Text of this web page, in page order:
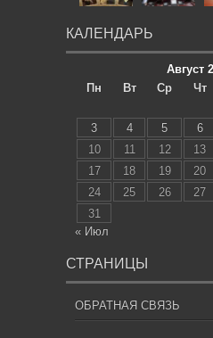
КАЛЕНДАРЬ
Август
Пн
Вт Ср Чт
3
4 5 6
10
11 12 13
17
18 19 20
24
25 26 27
31
« Июл
СТРАНИЦЫ
ОБРАТНАЯ СВЯЗЬ